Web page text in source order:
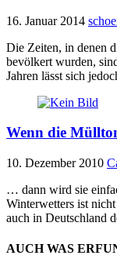
16. Januar 2014
Die Zeiten, in denen
bevölkert wurden,
Jahren lässt sich
Wenn die
10. Dezember 2010
… dann wird sie
Winterwetters ist
auch in Deutschland
AUCH WAS